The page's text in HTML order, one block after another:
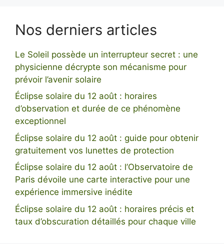
Nos derniers articles
Le Soleil possède un interrupteur secret : une
physicienne décrypte son mécanisme pour
prévoir l’avenir solaire
Éclipse solaire du 12 août : horaires
d’observation et durée de ce phénomène
exceptionnel
Éclipse solaire du 12 août : guide pour obtenir
gratuitement vos lunettes de protection
Éclipse solaire du 12 août : l’Observatoire de
Paris dévoile une carte interactive pour une
expérience immersive inédite
Éclipse solaire du 12 août : horaires précis et
taux d’obscuration détaillés pour chaque ville